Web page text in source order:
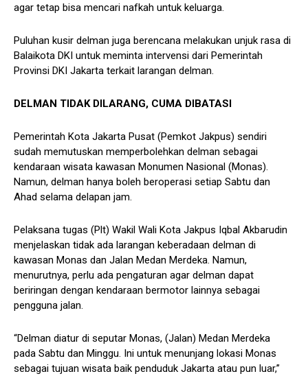
agar tetap bisa mencari nafkah untuk keluarga.
Puluhan kusir delman juga berencana melakukan unjuk rasa di
Balaikota DKI untuk meminta intervensi dari Pemerintah
Provinsi DKI Jakarta terkait larangan delman.
DELMAN TIDAK DILARANG, CUMA DIBATASI
Pemerintah Kota Jakarta Pusat (Pemkot Jakpus) sendiri
sudah memutuskan memperbolehkan delman sebagai
kendaraan wisata kawasan Monumen Nasional (Monas).
Namun, delman hanya boleh beroperasi setiap Sabtu dan
Ahad selama delapan jam.
Pelaksana tugas (Plt) Wakil Wali Kota Jakpus Iqbal Akbarudin
menjelaskan tidak ada larangan keberadaan delman di
kawasan Monas dan Jalan Medan Merdeka. Namun,
menurutnya, perlu ada pengaturan agar delman dapat
beriringan dengan kendaraan bermotor lainnya sebagai
pengguna jalan.
“Delman diatur di seputar Monas, (Jalan) Medan Merdeka
pada Sabtu dan Minggu. Ini untuk menunjang lokasi Monas
sebagai tujuan wisata baik penduduk Jakarta atau pun luar,”